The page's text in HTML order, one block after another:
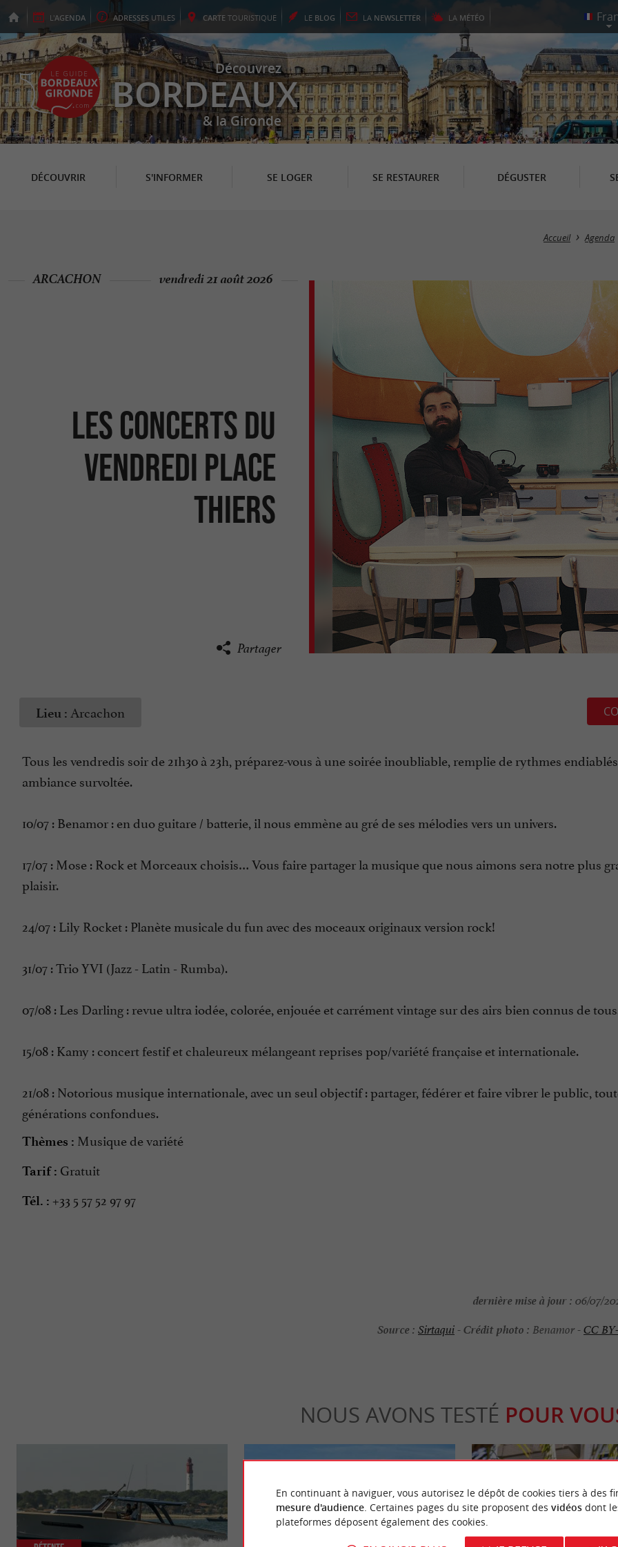
L'AGENDA ADRESSES UTILES CARTE TOURISTIQUE LE BLOG LA NEWSLETTER LA MÉTÉO
Découvrez
BORDEAUX
& la Gironde
DÉCOUVRIR S'INFORMER SE LOGER SE RESTAURER DÉGUSTER
Accueil Agenda
Les concerts du
vendredi Place
Thiers
ARCACHON vendredi 21 août 2026
Partager
Lieu : Arcachon
Tous les vendredis soir de 21h30 à 23h, préparez-vous à une soirée inoubliable, remplie de rythmes
ambiance survoltée.
10/07 : Benamor : en duo guitare / batterie, il nous emmène au gré de ses mélodies vers un univers.
17/07 : Mose : Rock et Morceaux choisis… Vous faire partager la musique que nous aimons sera notre plus
plaisir.
24/07 : Lily Rocket : Planète musicale du fun avec des moceaux originaux version rock!
31/07 : Trio YVI (Jazz - Latin - Rumba).
07/08 : Les Darling : revue ultra iodée, colorée, enjouée et carrément vintage sur des airs bien connus de
15/08 : Kamy : concert festif et chaleureux mélangeant reprises pop/variété française et internationale.
21/08 : Notorious musique internationale, avec un seul objectif : partager, fédérer et faire vibrer le public,
générations confondues.
Thèmes : Musique de variété
Tarif : Gratuit
Tél. : +33 5 57 52 97 97
dernière mise à jour : 06/07/
Source : Sirtaqui-Crédit photo : Benamor -CC
NOUS AVONS TESTÉ POUR
En continuant à naviguer, vous autorisez le dépôt de cookies tiers à des
mesure d'audience. Certaines pages du site proposent des vidéosdont
plateformes déposent également des cookies.